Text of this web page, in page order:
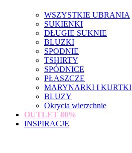
WSZYSTKIE UBRANIA
SUKIENKI
DŁUGIE SUKNIE
BLUZKI
SPODNIE
TSHIRTY
SPÓDNICE
PŁASZCZE
MARYNARKI I KURTKI
BLUZY
Okrycia wierzchnie
OUTLET 80%
INSPIRACJE